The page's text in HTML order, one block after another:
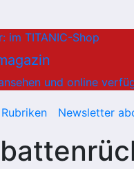
im TITANIC-Shop
und online
Rubriken Newsletter